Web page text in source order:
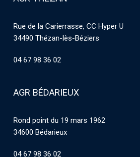
Rue de la Carierrasse, CC Hyper U
34490 Thézan-lès-Béziers
04 67 98 36 02
AGR BÉDARIEUX
Rond point du 19 mars 1962
34600 Bédarieux
04 67 98 36 02